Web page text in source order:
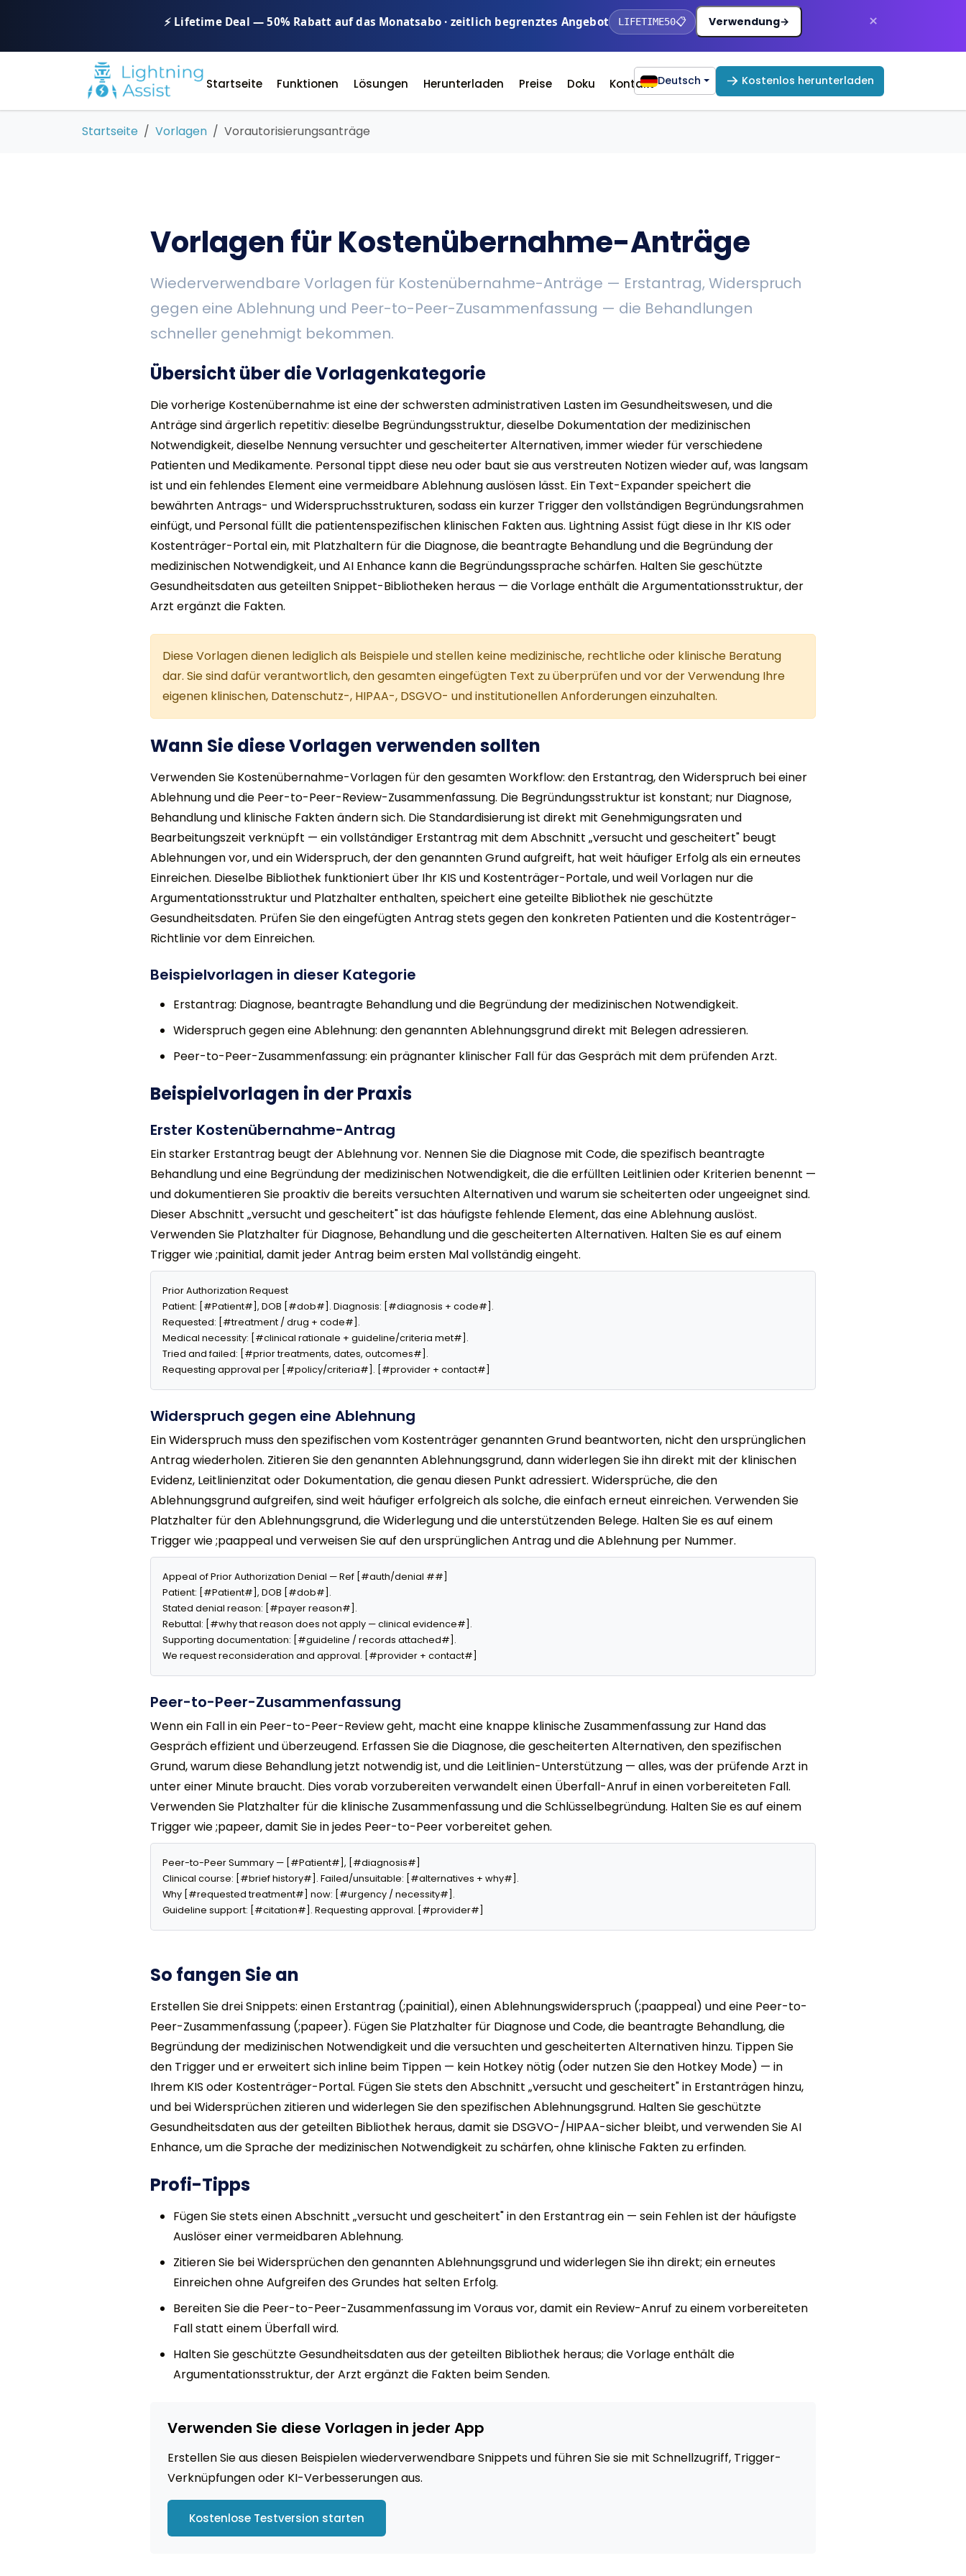
⚡ Lifetime Deal — 50% Rabatt auf das Monatsabo · zeitlich begrenztes Angebot LIFETIME50📋 Verwendung→ ×
Startseite Funktionen Lösungen Herunterladen Preise Doku Kontakt Deutsch Kostenlos herunterladen
Startseite Vorlagen Vorautorisierungsanträge
Vorlagen für Kostenübernahme-Anträge
Wiederverwendbare Vorlagen für Kostenübernahme-Anträge — Erstantrag, Widerspruch
gegen eine Ablehnung und Peer-to-Peer-Zusammenfassung — die Behandlungen
schneller genehmigt bekommen.
Übersicht über die Vorlagenkategorie
Die vorherige Kostenübernahme ist eine der schwersten administrativen Lasten im Gesundheitswesen, und die
Anträge sind ärgerlich repetitiv: dieselbe Begründungsstruktur, dieselbe Dokumentation der medizinischen
Notwendigkeit, dieselbe Nennung versuchter und gescheiterter Alternativen, immer wieder für verschiedene
Patienten und Medikamente. Personal tippt diese neu oder baut sie aus verstreuten Notizen wieder auf, was langsam
ist und ein fehlendes Element eine vermeidbare Ablehnung auslösen lässt. Ein Text-Expander speichert die
bewährten Antrags- und Widerspruchsstrukturen, sodass ein kurzer Trigger den vollständigen Begründungsrahmen
einfügt, und Personal füllt die patientenspezifischen klinischen Fakten aus. Lightning Assist fügt diese in Ihr KIS oder
Kostenträger-Portal ein, mit Platzhaltern für die Diagnose, die beantragte Behandlung und die Begründung der
medizinischen Notwendigkeit, und AI Enhance kann die Begründungssprache schärfen. Halten Sie geschützte
Gesundheitsdaten aus geteilten Snippet-Bibliotheken heraus — die Vorlage enthält die Argumentationsstruktur, der
Arzt ergänzt die Fakten.
Diese Vorlagen dienen lediglich als Beispiele und stellen keine medizinische, rechtliche oder klinische Beratung
dar. Sie sind dafür verantwortlich, den gesamten eingefügten Text zu überprüfen und vor der Verwendung Ihre
eigenen klinischen, Datenschutz-, HIPAA-, DSGVO- und institutionellen Anforderungen einzuhalten.
Wann Sie diese Vorlagen verwenden sollten
Verwenden Sie Kostenübernahme-Vorlagen für den gesamten Workflow: den Erstantrag, den Widerspruch bei einer
Ablehnung und die Peer-to-Peer-Review-Zusammenfassung. Die Begründungsstruktur ist konstant; nur Diagnose,
Behandlung und klinische Fakten ändern sich. Die Standardisierung ist direkt mit Genehmigungsraten und
Bearbeitungszeit verknüpft — ein vollständiger Erstantrag mit dem Abschnitt „versucht und gescheitert" beugt
Ablehnungen vor, und ein Widerspruch, der den genannten Grund aufgreift, hat weit häufiger Erfolg als ein erneutes
Einreichen. Dieselbe Bibliothek funktioniert über Ihr KIS und Kostenträger-Portale, und weil Vorlagen nur die
Argumentationsstruktur und Platzhalter enthalten, speichert eine geteilte Bibliothek nie geschützte
Gesundheitsdaten. Prüfen Sie den eingefügten Antrag stets gegen den konkreten Patienten und die Kostenträger-
Richtlinie vor dem Einreichen.
Beispielvorlagen in dieser Kategorie
Erstantrag: Diagnose, beantragte Behandlung und die Begründung der medizinischen Notwendigkeit.
Widerspruch gegen eine Ablehnung: den genannten Ablehnungsgrund direkt mit Belegen adressieren.
Peer-to-Peer-Zusammenfassung: ein prägnanter klinischer Fall für das Gespräch mit dem prüfenden Arzt.
Beispielvorlagen in der Praxis
Erster Kostenübernahme-Antrag
Ein starker Erstantrag beugt der Ablehnung vor. Nennen Sie die Diagnose mit Code, die spezifisch beantragte
Behandlung und eine Begründung der medizinischen Notwendigkeit, die die erfüllten Leitlinien oder Kriterien benennt —
und dokumentieren Sie proaktiv die bereits versuchten Alternativen und warum sie scheiterten oder ungeeignet sind.
Dieser Abschnitt „versucht und gescheitert" ist das häufigste fehlende Element, das eine Ablehnung auslöst.
Verwenden Sie Platzhalter für Diagnose, Behandlung und die gescheiterten Alternativen. Halten Sie es auf einem
Trigger wie ;painitial, damit jeder Antrag beim ersten Mal vollständig eingeht.
Prior Authorization Request
Patient: [#Patient#], DOB [#dob#]. Diagnosis: [#diagnosis + code#].
Requested: [#treatment / drug + code#].
Medical necessity: [#clinical rationale + guideline/criteria met#].
Tried and failed: [#prior treatments, dates, outcomes#].
Requesting approval per [#policy/criteria#]. [#provider + contact#]
Widerspruch gegen eine Ablehnung
Ein Widerspruch muss den spezifischen vom Kostenträger genannten Grund beantworten, nicht den ursprünglichen
Antrag wiederholen. Zitieren Sie den genannten Ablehnungsgrund, dann widerlegen Sie ihn direkt mit der klinischen
Evidenz, Leitlinienzitat oder Dokumentation, die genau diesen Punkt adressiert. Widersprüche, die den
Ablehnungsgrund aufgreifen, sind weit häufiger erfolgreich als solche, die einfach erneut einreichen. Verwenden Sie
Platzhalter für den Ablehnungsgrund, die Widerlegung und die unterstützenden Belege. Halten Sie es auf einem
Trigger wie ;paappeal und verweisen Sie auf den ursprünglichen Antrag und die Ablehnung per Nummer.
Appeal of Prior Authorization Denial — Ref [#auth/denial ##]
Patient: [#Patient#], DOB [#dob#].
Stated denial reason: [#payer reason#].
Rebuttal: [#why that reason does not apply — clinical evidence#].
Supporting documentation: [#guideline / records attached#].
We request reconsideration and approval. [#provider + contact#]
Peer-to-Peer-Zusammenfassung
Wenn ein Fall in ein Peer-to-Peer-Review geht, macht eine knappe klinische Zusammenfassung zur Hand das
Gespräch effizient und überzeugend. Erfassen Sie die Diagnose, die gescheiterten Alternativen, den spezifischen
Grund, warum diese Behandlung jetzt notwendig ist, und die Leitlinien-Unterstützung — alles, was der prüfende Arzt in
unter einer Minute braucht. Dies vorab vorzubereiten verwandelt einen Überfall-Anruf in einen vorbereiteten Fall.
Verwenden Sie Platzhalter für die klinische Zusammenfassung und die Schlüsselbegründung. Halten Sie es auf einem
Trigger wie ;papeer, damit Sie in jedes Peer-to-Peer vorbereitet gehen.
Peer-to-Peer Summary — [#Patient#], [#diagnosis#]
Clinical course: [#brief history#]. Failed/unsuitable: [#alternatives + why#].
Why [#requested treatment#] now: [#urgency / necessity#].
Guideline support: [#citation#]. Requesting approval. [#provider#]
So fangen Sie an
Erstellen Sie drei Snippets: einen Erstantrag (;painitial), einen Ablehnungswiderspruch (;paappeal) und eine Peer-to-
Peer-Zusammenfassung (;papeer). Fügen Sie Platzhalter für Diagnose und Code, die beantragte Behandlung, die
Begründung der medizinischen Notwendigkeit und die versuchten und gescheiterten Alternativen hinzu. Tippen Sie
den Trigger und er erweitert sich inline beim Tippen — kein Hotkey nötig (oder nutzen Sie den Hotkey Mode) — in
Ihrem KIS oder Kostenträger-Portal. Fügen Sie stets den Abschnitt „versucht und gescheitert" in Erstanträgen hinzu,
und bei Widersprüchen zitieren und widerlegen Sie den spezifischen Ablehnungsgrund. Halten Sie geschützte
Gesundheitsdaten aus der geteilten Bibliothek heraus, damit sie DSGVO-/HIPAA-sicher bleibt, und verwenden Sie AI
Enhance, um die Sprache der medizinischen Notwendigkeit zu schärfen, ohne klinische Fakten zu erfinden.
Profi-Tipps
Fügen Sie stets einen Abschnitt „versucht und gescheitert" in den Erstantrag ein — sein Fehlen ist der häufigste
Auslöser einer vermeidbaren Ablehnung.
Zitieren Sie bei Widersprüchen den genannten Ablehnungsgrund und widerlegen Sie ihn direkt; ein erneutes
Einreichen ohne Aufgreifen des Grundes hat selten Erfolg.
Bereiten Sie die Peer-to-Peer-Zusammenfassung im Voraus vor, damit ein Review-Anruf zu einem vorbereiteten
Fall statt einem Überfall wird.
Halten Sie geschützte Gesundheitsdaten aus der geteilten Bibliothek heraus; die Vorlage enthält die
Argumentationsstruktur, der Arzt ergänzt die Fakten beim Senden.
Verwenden Sie diese Vorlagen in jeder App
Erstellen Sie aus diesen Beispielen wiederverwendbare Snippets und führen Sie sie mit Schnellzugriff, Trigger-
Verknüpfungen oder KI-Verbesserungen aus.
Kostenlose Testversion starten